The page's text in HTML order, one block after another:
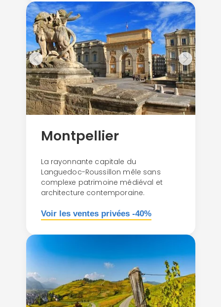
Montpellier
La rayonnante capitale du
Languedoc-Roussillon mêle sans
complexe patrimoine médiéval et
architecture contemporaine.
Voir les ventes privées -40%
Continuer avec Apple
ou connectez-vous par mail
Politique de